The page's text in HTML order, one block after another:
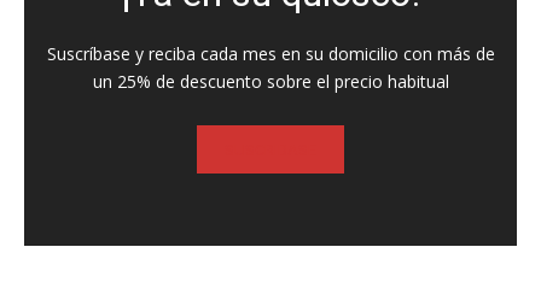
Suscríbase y reciba cada mes en su domicilio con más de
un 25% de descuento sobre el precio habitual